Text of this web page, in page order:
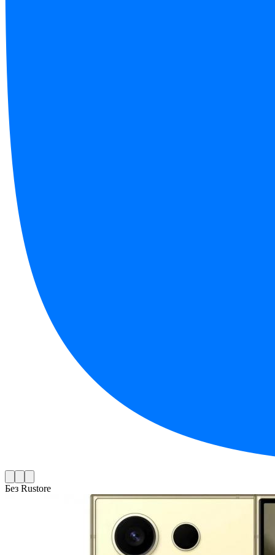
Без Rustore